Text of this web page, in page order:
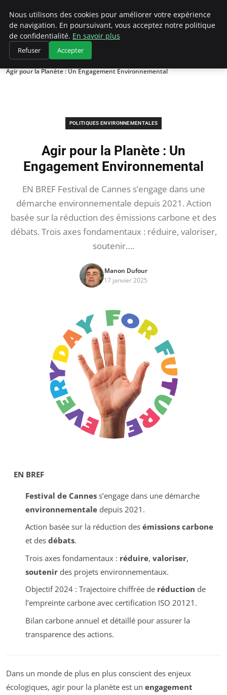
Climategatecountryclub.com
Accueil
Politiques environnementales
Agir pour la Planète : Un Engagement Environnemental
POLITIQUES ENVIRONNEMENTALES
Agir pour la Planète : Un
Engagement Environnemental
EN BREF Festival de Cannes s’engage dans une
démarche environnementale depuis 2021. Action
basée sur la réduction des émissions carbone et des
débats. Trois axes fondamentaux : réduire, valoriser,
soutenir….
Manon Dufour
17 janvier 2025
EN BREF
Festival de Canness’engage dans une démarche
environnementaledepuis 2021.
Action basée sur la réduction des émissions carbone
et des débats.
Trois axes fondamentaux : réduire, valoriser,
soutenirdes projets environnementaux.
Objectif 2024 : Trajectoire chiffrée de réduction de
l’empreinte carbone avec certification ISO 20121.
Bilan carbone annuel et détaillé pour assurer la
transparence des actions.
Dans un monde de plus en plus conscient des enjeux
écologiques, agir pour la planète est un engagement
Nous utilisons des cookies pour améliorer votre expérience
de navigation. En poursuivant, vous acceptez notre politique
de confidentialité. En savoir plus
Refuser Accepter